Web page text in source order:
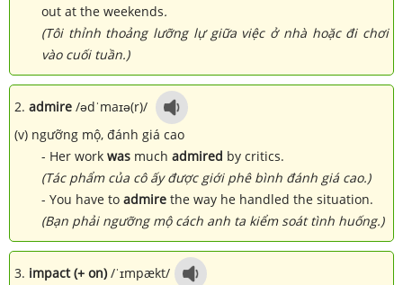
out at the weekends.
(Tôi thỉnh thoảng lưỡng lự giữa việc ở nhà hoặc đi chơi
vào cuối tuần.)
2. admire /ədˈmaɪə(r)/
(v) ngưỡng mộ, đánh giá cao
- Her work was much admired by critics.
(Tác phẩm của cô ấy được giới phê bình đánh giá cao.)
- You have to admire the way he handled the situation.
(Bạn phải ngưỡng mộ cách anh ta kiểm soát tình huống.)
3. impact (+ on)/ˈɪmpækt/